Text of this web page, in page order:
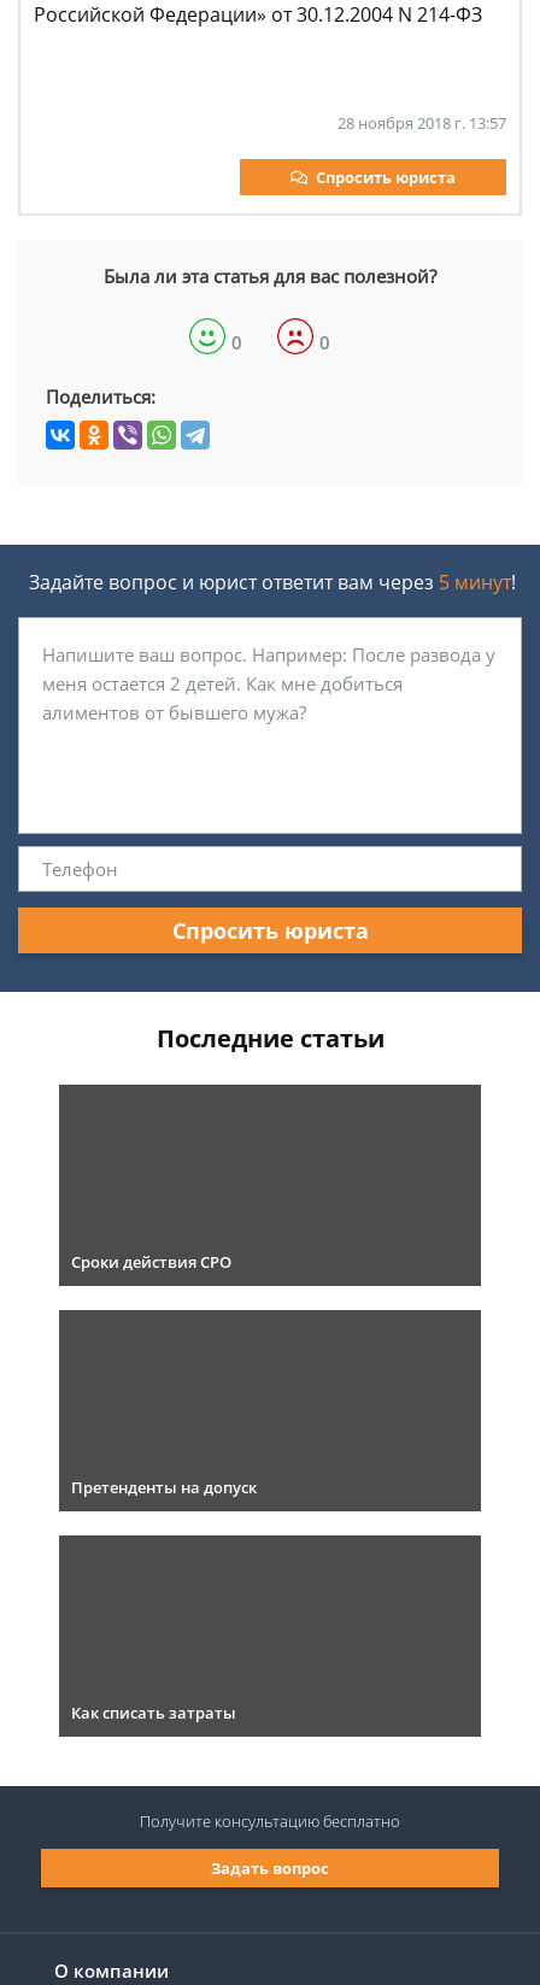
Российской Федерации» от 30.12.2004 N 214-ФЗ
28 ноября 2018 г. 13:57
Спросить юриста
Была ли эта статья для вас полезной?
0 0
Поделиться:
Задайте вопрос и юрист ответит вам через 5 минут!
Спросить юриста
Последние статьи
Сроки действия СРО
Претенденты на допуск
Как списать затраты
О компании
Задать вопрос
Получите консультациюбесплатно